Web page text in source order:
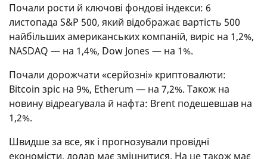
Почали рости й ключові фондові індекси: 6
листопада S&P 500, який відображає вартість 500
найбільших американських компаній, виріс на 1,2%,
NASDAQ — на 1,4%, Dow Jones — на 1%.
Почали дорожчати «серйозні» криптовалюти:
Bitcoin зріс на 9%, Etherum — на 7,2%. Також на
новину відреагувала й нафта: Brent подешевшав на
1,2%.
Швидше за все, як і прогнозували провідні
економісти, долар має зміцнитися. На це також має